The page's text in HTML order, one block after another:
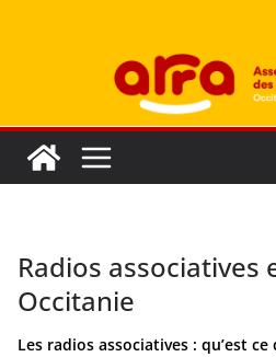
Radios associatives
Occitanie
Les radios associatives : qu’est ce